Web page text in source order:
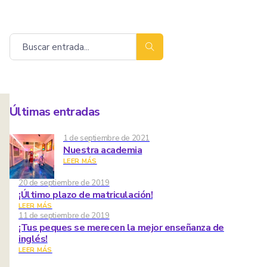
Buscar
Últimas entradas
1 de septiembre de 2021
Nuestra academia
LEER MÁS
20 de septiembre de 2019
¡Último plazo de matriculación!
LEER MÁS
11 de septiembre de 2019
¡Tus peques se merecen la mejor enseñanza de
inglés!
LEER MÁS